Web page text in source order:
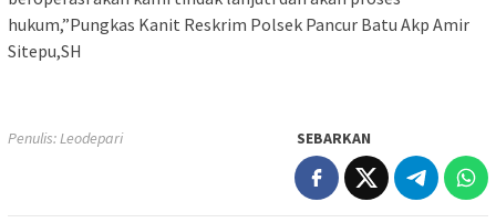
hukum,”Pungkas Kanit Reskrim Polsek Pancur Batu Akp Amir
Sitepu,SH
Penulis: Leodepari SEBARKAN